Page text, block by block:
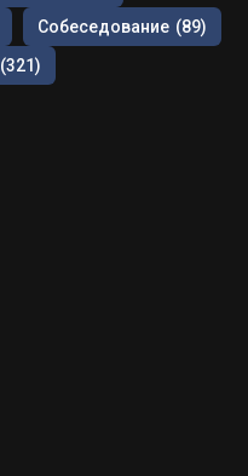
Собеседование (89)
(321)